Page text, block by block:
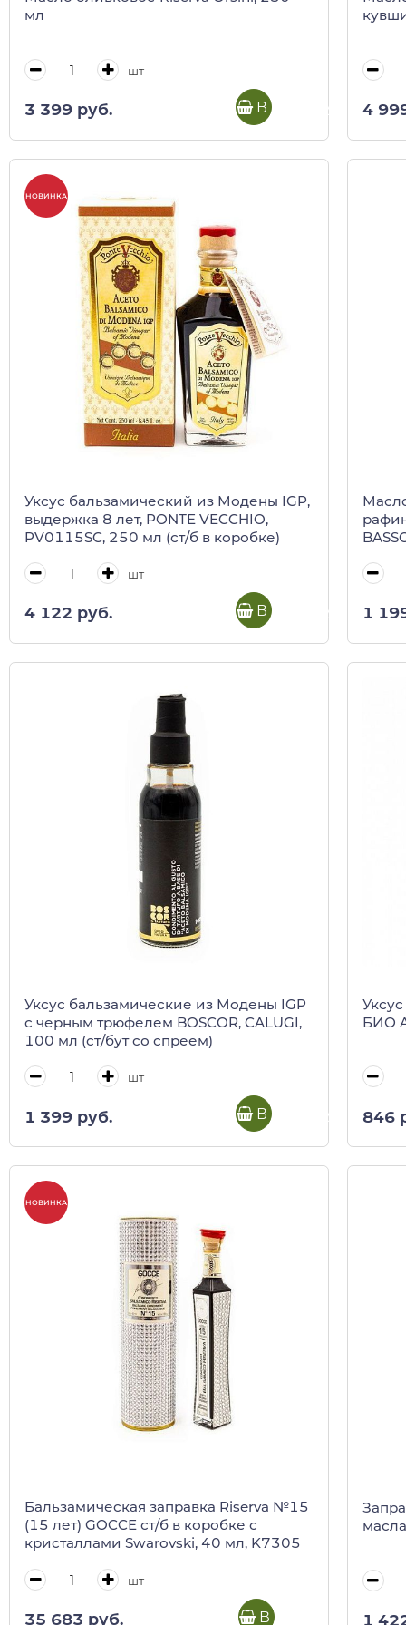
мл
шт
3 399 руб. В корзину 4
НОВИНКА
Уксус бальзамический из Модены IGP,
выдержка 8 лет, PONTE VECCHIO,
PV0115SC, 250 мл (ст/б в коробке)
шт
4 122 руб. В корзину 1
Уксус бальзамические из Модены IGP
с черным трюфелем BOSCOR, CALUGI,
100 мл (ст/бут со спреем)
шт
1 399 руб. В корзину
БИО
846
НОВИНКА
Бальзамическая заправка Riserva №15
(15 лет) GOCCE ст/б в коробке с
кристаллами Swarovski, 40 мл, K7305
шт
35 683 руб. В корзину 1